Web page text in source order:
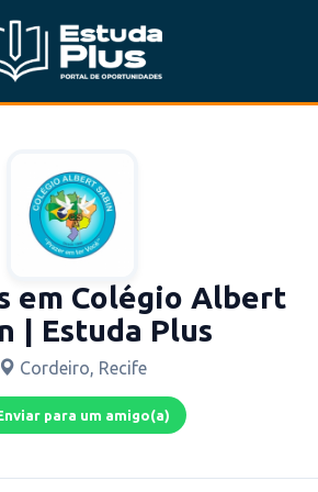
em Colégio Albert
| Estuda Plus
Cordeiro, Recife
para um amigo(a)